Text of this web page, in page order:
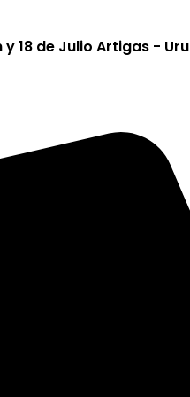
y 18 de Julio Artigas -